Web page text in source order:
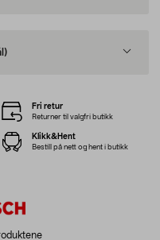
Fri retur
Returner til valgfri butikk
Klikk&Hent
Bestill på nett og hent i butikk